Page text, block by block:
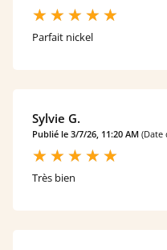
Parfait nickel
Sylvie G.
Publié le 3/7/26, 11:20 AM (Date
Très bien